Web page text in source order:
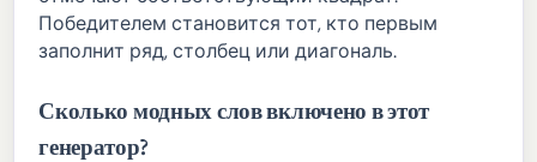
Победителем становится тот, кто первым
заполнит ряд, столбец или диагональ.
Сколько модных слов включено в этот
генератор?